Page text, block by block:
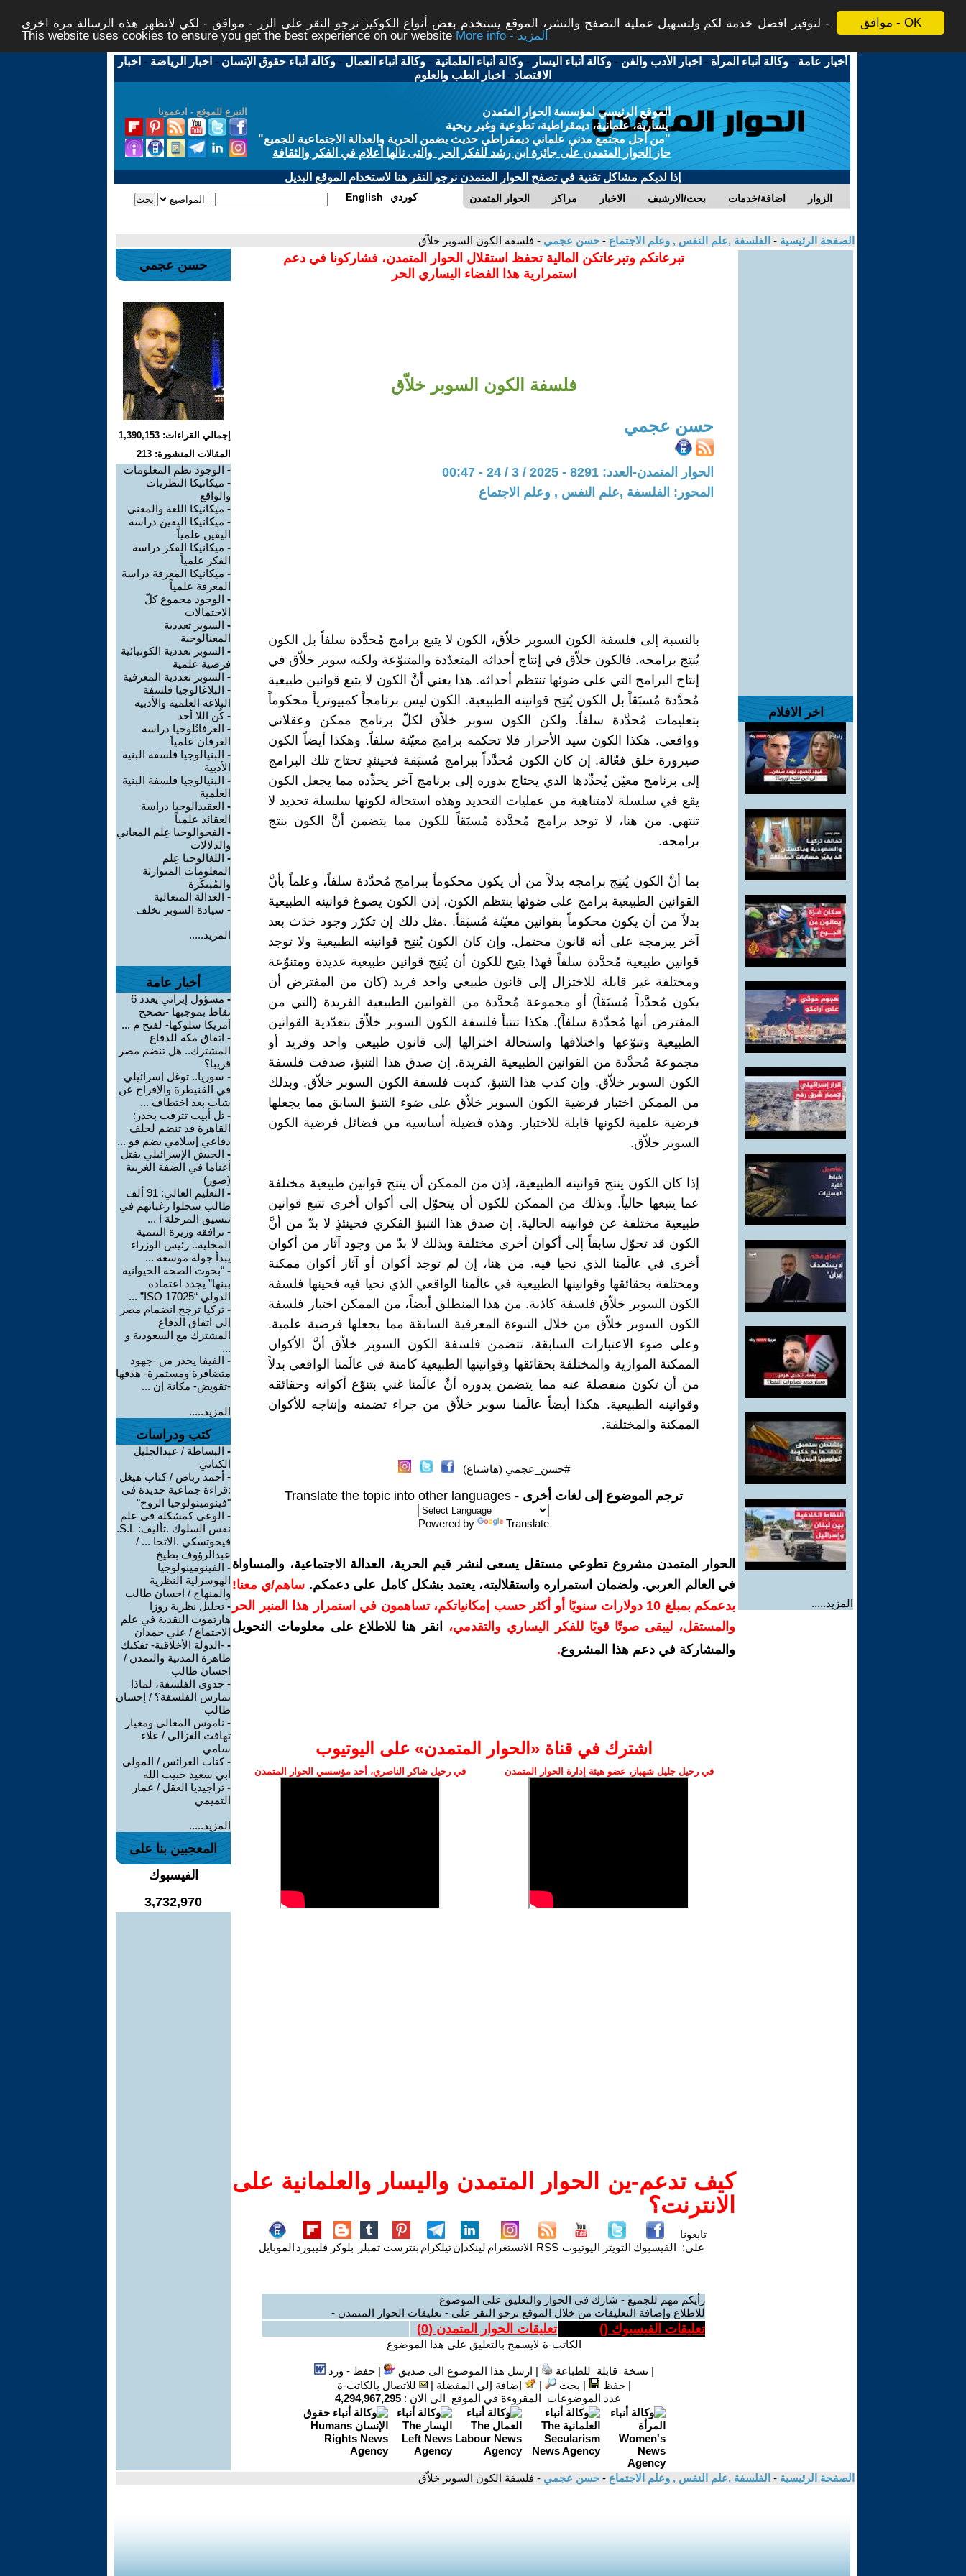
موافق - OK
لتوفير افضل خدمة لكم ولتسهيل عملية التصفح والنشر، الموقع يستخدم بعض أنواع الكوكيز نرجو النقر على الزر - موافق - لكي لاتظهر هذه الرسالة مرة اخرى -
This website uses cookies to ensure you get the best experience on our website
More info - المزيد
أخبار عامة -وكالة أنباء المرأة - اخبار الأدب والفن -وكالة أنباء اليسار -وكالة أنباء العلمانية -وكالة أنباء العمال -وكالة أنباء حقوق الإنسان - اخبار الرياضة - اخبار
الاقتصاد - اخبار الطب والعلوم
التبرع للموقع - ادعمونا
الموقع الرئيسي لمؤسسة الحوار المتمدن
يسارية، علمانية، ديمقراطية، تطوعية وغير ربحية
"من أجل مجتمع مدني علماني ديمقراطي حديث يضمن الحرية والعدالة الاجتماعية للجميع"
حاز الحوار المتمدن على جائزة ابن رشد للفكر الحر والتى نالها أعلام في الفكر والثقافة
إذا لديكم مشاكل تقنية في تصفح الحوار المتمدن نرجو النقر هنا لاستخدام الموقع البديل
الحوار المتمدن مراكز الاخبار بحث/الارشيف اضافة/خدمات الزوار English كوردي
الصفحة الرئيسية - الفلسفة ,علم النفس , وعلم الاجتماع - حسن عجمي - فلسفة الكون السوبر خلاّق
اخر الافلام
المزيد.....
تبرعاتكم وتبرعاتكن المالية تحفظ استقلال الحوار المتمدن، فشاركونا في دعم
استمرارية هذا الفضاء اليساري الحر
فلسفة الكون السوبر خلاّق
حسن عجمي
الحوار المتمدن-العدد: 8291 - 2025 / 3 / 24 - 00:47
المحور: الفلسفة ,علم النفس , وعلم الاجتماع
بالنسبة إلى فلسفة الكون السوبر خلاّق، الكون لا يتبع برامج مُحدَّدة سلفاً بل الكون
يُنتِج برامجه. فالكون خلاّق في إنتاج أحداثه المتعدّدة والمتنوّعة ولكنه سوبر خلاّق في
إنتاج البرامج التي على ضوئها تنتظم أحداثه. هذا يعني أنَّ الكون لا يتبع قوانين طبيعية
مُحدَّدة مُسبَقاً بل الكون يُنتِج قوانينه الطبيعية. الكون ليس برنامجاً كمبيوترياً محكوماً
بتعليمات مُحدَّدة سلفاً. ولكن الكون سوبر خلاّق لكلّ برنامج ممكن وعقلاني
وواقعي. هكذا الكون سيد الأحرار فلا تحكمه برامج معيّنة سلفاً. وهكذا أيضاً الكون
صيرورة خلق فعّالة. إن كان الكون مُحدَّداً ببرامج مُسبَقة فحينئذٍ تحتاج تلك البرامج
إلى برنامج معيّن يُحدِّدها الذي يحتاج بدوره إلى برنامج آخر يحدِّده مما يجعل الكون
يقع في سلسلة لامتناهية من عمليات التحديد وهذه استحالة لكونها سلسلة تحديد لا
تنتهي. من هنا، لا توجد برامج مُحدَّدة مُسبَقاً للكون مما يتضمن أنَّ الكون ينتج
برامجه.
بما أنَّ الكون يُنتِج برامجه بدلاً من أن يكون محكوماً ببرامج مُحدَّدة سلفاً، وعلماً بأنَّ
القوانين الطبيعية برامج على ضوئها ينتظم الكون، إذن الكون يصوغ قوانينه الطبيعية
بدلاً من أن يكون محكوماً بقوانين معيّنة مُسبَقاً. .مثل ذلك إن تكرّر وجود حَدَث بعد
آخر يبرمجه على أنه قانون محتمل. وإن كان الكون يُنتِج قوانينه الطبيعية ولا توجد
قوانين طبيعية مُحدَّدة سلفاً فهذا يتيح للكون أن يُنتِج قوانين طبيعية عديدة ومتنوّعة
ومختلفة غير قابلة للاختزال إلى قانون طبيعي واحد فريد (كان من المفترض أن
يكون مُحدَّداً مُسبَقاً) أو مجموعة مُحدَّدة من القوانين الطبيعية الفريدة (التي من
المفترض أنها مُحدَّدة سلفاً). هكذا تتنبأ فلسفة الكون السوبر خلاّق بتعدّدية القوانين
الطبيعية وتنوّعها واختلافها واستحالة اختزالها إلى قانون طبيعي واحد وفريد أو
مجموعة مُحدَّدة من القوانين الطبيعية الفريدة. إن صدق هذا التنبؤ، صدقت فلسفة
الكون السوبر خلاّق. وإن كذب هذا التنبؤ، كذبت فلسفة الكون السوبر خلاّق. وبذلك
من الممكن اختبار فرضية الكون السوبر خلاّق على ضوء التنبؤ السابق مما يجعلها
فرضية علمية لكونها قابلة للاختبار. وهذه فضيلة أساسية من فضائل فرضية الكون
السوبر خلاّق.
إذا كان الكون ينتج قوانينه الطبيعية، إذن من الممكن أن ينتج قوانين طبيعية مختلفة
عما يتبعها حالياً. وبذلك من الممكن للكون أن يتحوّل إلى أكوان أخرى تتبع قوانين
طبيعية مختلفة عن قوانينه الحالية. إن صدق هذا التنبؤ الفكري فحينئذٍ لا بدّ من أنَّ
الكون قد تحوّل سابقاً إلى أكوان أخرى مختلفة وبذلك لا بدّ من وجود آثار من أكوان
أخرى في عالَمنا الذي نحيا فيه. من هنا، إن لم توجد أكوان أو آثار أكوان ممكنة
ومختلفة بحقائقها وقوانينها الطبيعية في عالَمنا الواقعي الذي نحيا فيه فحينها فلسفة
الكون السوبر خلاّق فلسفة كاذبة. من هذا المنطلق أيضاً، من الممكن اختبار فلسفة
الكون السوبر خلاّق من خلال النبوءة المعرفية السابقة مما يجعلها فرضية علمية.
وعلى ضوء الاعتبارات السابقة، تتضمن فلسفة الكون السوبر خلاّق أنَّ الأكوان
الممكنة الموازية والمختلفة بحقائقها وقوانينها الطبيعية كامنة في عالَمنا الواقعي بدلاً
من أن تكون منفصلة عنه مما يتضمن بدوره أنَّ عالَمنا غني بتنوّع أكوانه وحقائقه
وقوانينه الطبيعية. هكذا أيضاً عالَمنا سوبر خلاّق من جراء تضمنه وإنتاجه للأكوان
الممكنة والمختلفة.
#حسن_عجمي (هاشتاغ)
ترجم الموضوع إلى لغات أخرى - Translate the topic into other languages
Powered by Translate
الحوار المتمدن مشروع تطوعي مستقل يسعى لنشر قيم الحرية، العدالة الاجتماعية، والمساواة
في العالم العربي. ولضمان استمراره واستقلاليته، يعتمد بشكل كامل على دعمكم. ساهم/ي معنا!
بدعمكم بمبلغ 10 دولارات سنويًا أو أكثر حسب إمكانياتكم، تساهمون في استمرار هذا المنبر الحر
والمستقل، ليبقى صوتًا قويًا للفكر اليساري والتقدمي،
انقر هنا للاطلاع على معلومات التحويل
والمشاركة في دعم هذا المشروع.
اشترك في قناة ‫«الحوار المتمدن» على اليوتيوب
في رحيل جليل شهباز، عضو هيئة إدارة الحوار المتمدن في رحيل شاكر الناصري، أحد مؤسسي الحوار المتمدن
كيف تدعم-ين الحوار المتمدن واليسار والعلمانية على
الانترنت؟
تابعونا
على: الفيسبوك التويتر اليوتيوب RSS الانستغرام لينكدإنتيلكرام بنترست تمبلر بلوكر فليبورد الموبايل
رأيكم مهم للجميع - شارك في الحوار والتعليق على الموضوع
للاطلاع وإضافة التعليقات من خلال الموقع نرجو النقر على - تعليقات الحوار المتمدن -
تعليقات الفيسبوك () تعليقات الحوار المتمدن (0
)
الكاتب-ة لايسمح بالتعليق على هذا الموضوع
| نسخة قابلة للطباعة | ارسل هذا الموضوع الى صديق |حفظ - ورد
|حفظ | بحث | إضافة إلى المفضلة |
للاتصال بالكاتب-ة
عدد الموضوعات المقروءة في الموقع الى الان : 4,294,967,295
حسن عجمي
إجمالي القراءات: 1,390,153
المقالات المنشورة: 213
- الوجود نظم المعلومات
- ميكانيكا النظريات
والواقع
- ميكانيكا اللغة والمعنى
- ميكانيكا اليقين دراسة
اليقين علمياً
- ميكانيكا الفكر دراسة
الفكر علمياً
- ميكانيكا المعرفة دراسة
المعرفة علمياً
- الوجود مجموع كلّ
الاحتمالات
- السوبر تعددية
المعنالوجية
- السوبر تعددية الكونيائية
فرضية علمية
- السوبر تعددية المعرفية
- البلاغالوجيا فلسفة
البلاغة العلمية والأدبية
-كُن اللا أحد
- العرفانُلوجيا دراسة
العرفان علمياً
- البنيالوجيا فلسفة البنية
الأدبية
- البنيالوجيا فلسفة البنية
العلمية
- العقيدالوجيا دراسة
العقائد علمياً
- الفحوالوجيا عِلم المعاني
والدلالات
- اللغالوجيا عِلم
المعلومات المتوارثة
والمُبتكَرة
- العدالة المتعالية
- سيادة السوبر تخلف
المزيد.....
أخبار عامة
-
مسؤول إيراني يعدد 6
نقاط بموجبها -تصحح
أمريكا سلوكها- لفتح م ...
- اتفاق مكة للدفاع
المشترك.. هل تنضم مصر
قريبا؟
- سوريا.. توغل إسرائيلي
في القنيطرة والإفراج عن
شاب بعد اختطاف ...
- تل أبيب تترقب بحذر:
القاهرة قد تنضم لحلف
دفاعي إسلامي يضم قو ...
- الجيش الإسرائيلي يقتل
أغناما في الضفة الغربية
(صور)
-
التعليم العالي: 91 ألف
طالب سجلوا رغباتهم في
تنسيق المرحلة ا ...
- ترافقه وزيرة التنمية
المحلية.. رئيس الوزراء
يبدأ جولة موسعة ...
- “بحوث الصحة الحيوانية
ببنها” يجدد اعتماده
الدولي “ISO 17025” ...
- تركيا ترجح انضمام مصر
إلى اتفاق الدفاع
المشترك مع السعودية و
...
- الفيفا يحذر من -جهود
متضافرة ومستمرة- هدفها
-تقويض- مكانة إن ...
المزيد.....
كتب ودراسات
- البساطة / عبدالجليل
الكناني
- أحمد رباص / كتاب هيغل
:قراءة جماعية جديدة في
"فينومينولوجيا الروح"
- الوعي كمشكلة في علم
نفس السلوك .تأليف: S.L.
فيجوتسكي .الاتحا ... /
عبدالرؤوف بطيخ
- الفينومينولوجيا
الهوسرلية النظرية
والمنهاج / احسان طالب
- تحليل نظرية روزا
هارتموت النقدية في علم
الاجتماع / علي حمدان
- -الدولة الأخلاقية- تفكيك
ظاهرة المدنية والتمدن /
احسان طالب
- جدوى الفلسفة، لماذا
نمارس الفلسفة؟ / إحسان
طالب
- ناموس المعالي ومعيار
تهافت الغزالي / علاء
سامي
-كتاب العرائس / المولى
ابي سعيد حبيب الله
- تراجيديا العقل / عمار
التميمي
المزيد.....
المعجبين بنا على
الفيسبوك
3,732,970
الصفحة الرئيسية - الفلسفة ,علم النفس , وعلم الاجتماع - حسن عجمي - فلسفة الكون السوبر خلاّق